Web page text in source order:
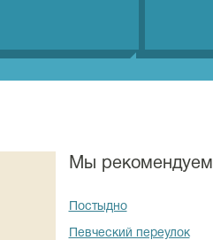
Мы рекомендуем
Постыдно
Певческий переулок